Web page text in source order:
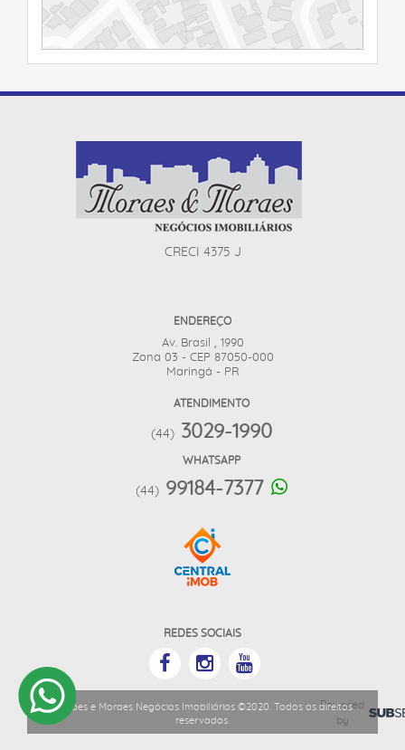
CRECI 4375 J
ENDEREÇO
Av. Brasil , 1990
Zona 03 - CEP 87050-000
Maringá - PR
ATENDIMENTO
(44) 3029-1990
WHATSAPP
(44) 99184-7377
REDES SOCIAIS
Moraes e Moraes Negócios Imobiliários ©2020. Todos os direitos
reservados.
Powered
by